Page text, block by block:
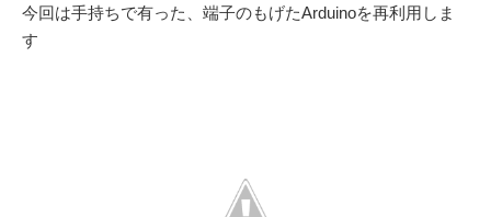
今回は手持ちで有った、端子のもげたArduinoを再利用しま
す